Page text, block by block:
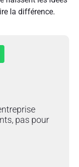
la différence.
pas pour